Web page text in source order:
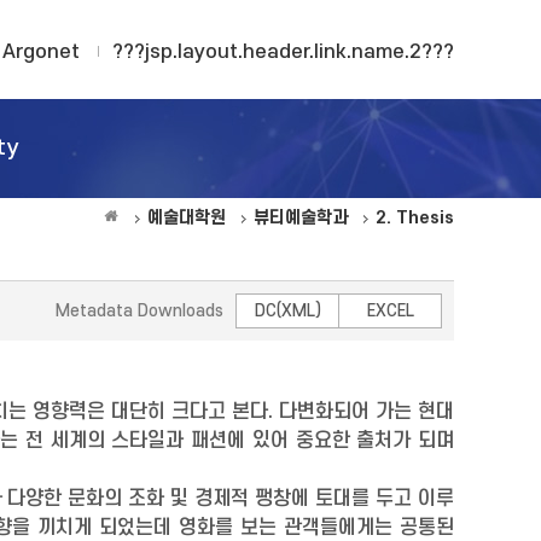
Argonet ???jsp.layout.header.link.name.2???
예술대학원 뷰티예술학과 2. Thesis
Metadata Downloads DC(XML) EXCEL
영향력은 대단히 크다고 본다. 다변화되어 가는 현대
전 세계의 스타일과 패션에 있어 중요한 출처가 되며
양한 문화의 조화 및 경제적 팽창에 토대를 두고 이루
끼치게 되었는데 영화를 보는 관객들에게는 공통된